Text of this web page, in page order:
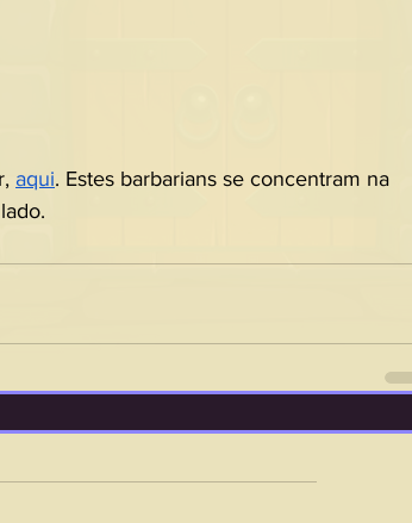
aqui. Estes barbarians se concentram na